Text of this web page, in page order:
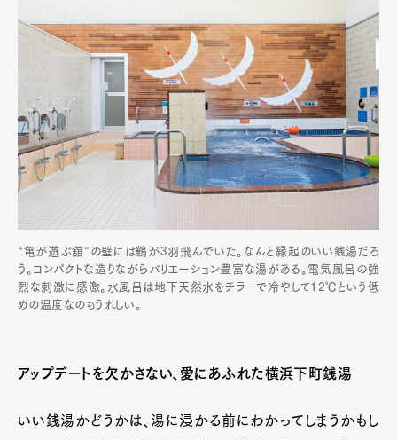
“亀が遊ぶ舘”の壁には鶴が3羽飛んでいた。なんと縁起のいい銭湯だろ
う。コンパクトな造りながらバリエーション豊富な湯がある。電気風呂の強
烈な刺激に感激。水風呂は地下天然水をチラーで冷やして12℃という低
めの温度なのもうれしい。
アップデートを欠かさない、愛にあふれた横浜下町銭湯
いい銭湯かどうかは、湯に浸かる前にわかってしまうかもし